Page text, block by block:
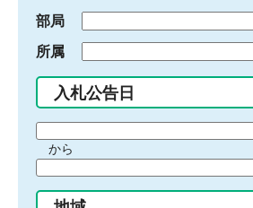
部局
所属
入札公告日
間
始
から
間